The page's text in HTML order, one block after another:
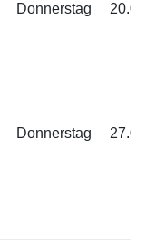
Donnerstag
Donnerstag